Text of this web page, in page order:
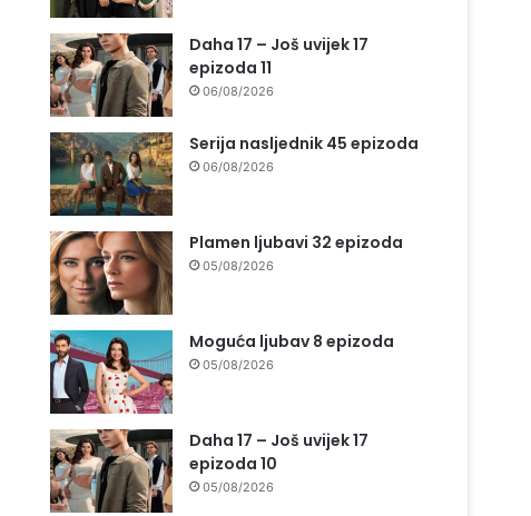
Daha 17 – Još uvijek 17
epizoda 11
06/08/2026
Serija nasljednik 45 epizoda
06/08/2026
Plamen ljubavi 32 epizoda
05/08/2026
Moguća ljubav 8 epizoda
05/08/2026
Daha 17 – Još uvijek 17
epizoda 10
05/08/2026